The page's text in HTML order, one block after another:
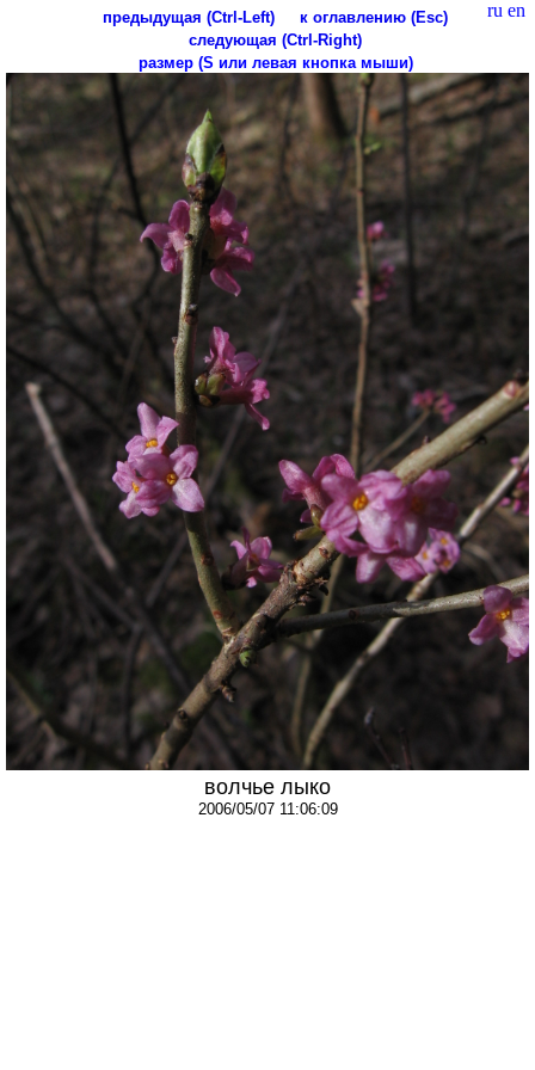
ru en
предыдущая (Ctrl-Left)
к оглавлению (Esc)
следующая (Ctrl-Right)
размер (S или левая кнопка мыши)
волчье лыко
2006/05/07 11:06:09